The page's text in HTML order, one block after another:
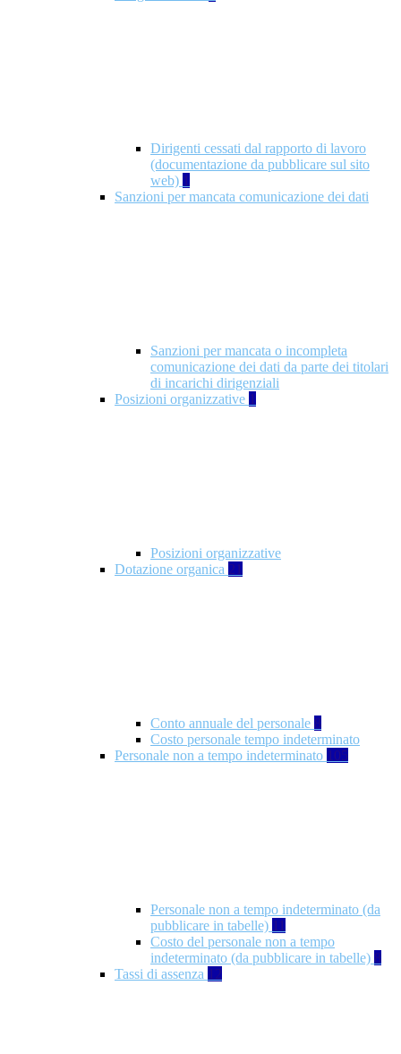
Dirigenti cessati dal rapporto di lavoro
(documentazione da pubblicare sul sito
web) 1
Sanzioni per mancata comunicazione dei dati
Sanzioni per mancata o incompleta
comunicazione dei dati da parte dei titolari
di incarichi dirigenziali
Posizioni organizzative 1
Posizioni organizzative
Dotazione organica 21
Conto annuale del personale 8
Costo personale tempo indeterminato
Personale non a tempo indeterminato 105
Personale non a tempo indeterminato (da
pubblicare in tabelle) 11
Costo del personale non a tempo
indeterminato (da pubblicare in tabelle) 8
Tassi di assenza 12